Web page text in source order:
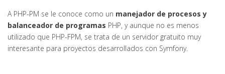
A PHP-PM se le conoce como un manejador de procesos y
balanceador de programas PHP, y aunque no es menos
utilizado que PHP-FPM, se trata de un servidor gratuito muy
interesante para proyectos desarrollados con Symfony.